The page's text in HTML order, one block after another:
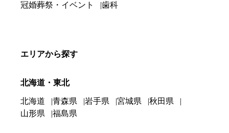
冠婚葬祭・イベント
歯科
エリアから探す
北海道・東北
北海道 青森県 岩手県 宮城県
秋田県
山形県
福島県